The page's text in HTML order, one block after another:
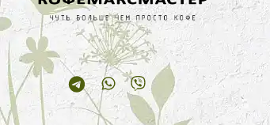
TelegramWhatsapp
Viber